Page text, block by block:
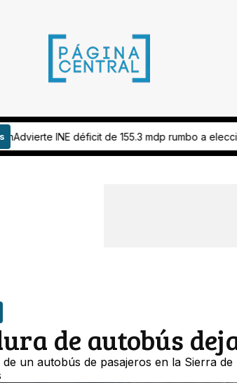
155.3 mdp rumbo a elección de 2027VIDEO
de autobús
un autobús de pasajeros en la Sierra